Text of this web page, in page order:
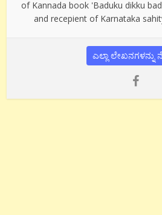
of Kannada book 'Baduku dikku
and recepient of Karnataka
ಎಲ್ಲಾ